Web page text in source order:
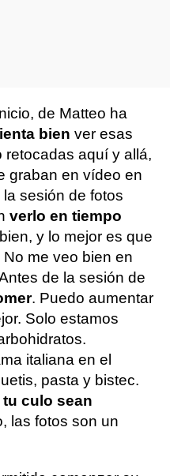
de Matteo ha
bien ver esas
retocadas aquí y allá,
graban en vídeo en
sesión de fotos
verlo en tiempo
y lo mejor es que
No me veo bien en
de la sesión de
. Puedo aumentar
Solo estamos
italiana en el
pasta y bistec.
culo sean
las fotos son un